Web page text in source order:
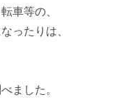
転車等の、
ったりは、
ました。